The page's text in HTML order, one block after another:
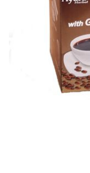
Vitamine Gal